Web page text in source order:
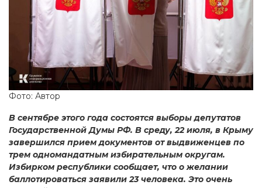
Фото: Автор
В сентябре этого года состоятся выборы депутатов
Государственной Думы РФ. В среду, 22 июля, в Крыму
завершился прием документов от выдвиженцев по
трем одномандатным избирательным округам.
Избирком республики сообщает, что о желании
баллотироваться заявили 23 человека. Это очень